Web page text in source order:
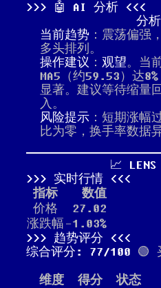
🤖 AI 分析
分
当前趋势 ：震荡偏强
多头排列。
操作建议 ： 观望。当
MA5（约59.53）达
显著。建议等待缩量
入。
风险提示 ：短期涨幅
比为零，换手率数据
📈
实时行情
指标
数值
价格
27.02
涨跌幅 -1.03%
趋势评分
综合评分: 77/100 🟢
维度 得分
状态